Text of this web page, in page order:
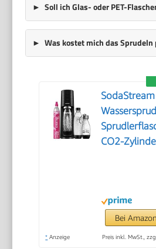
Soll ich Glas- oder PET-
Was kostet mich das
SodaStream
CO2-
Bei
* Anzeige Preis inkl. MwSt.,